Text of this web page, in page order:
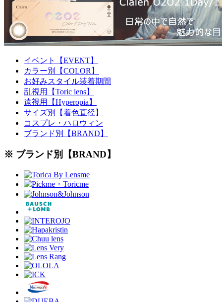
イベント【EVENT】
カラー別【COLOR】
お好みスタイル装着期間
乱視用【Toric lens】
遠視用【Hyperopia】
サイズ別【着色直径】
コスプレ・ハロウィン
ブランド別【BRAND】
※ ブランド別【BRAND】